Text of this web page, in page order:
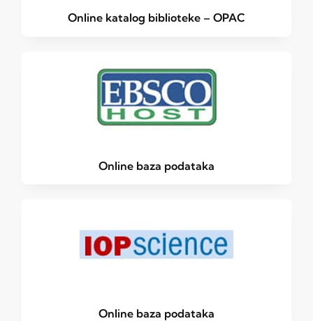
Online katalog biblioteke – OPAC
Online baza podataka
Online baza podataka